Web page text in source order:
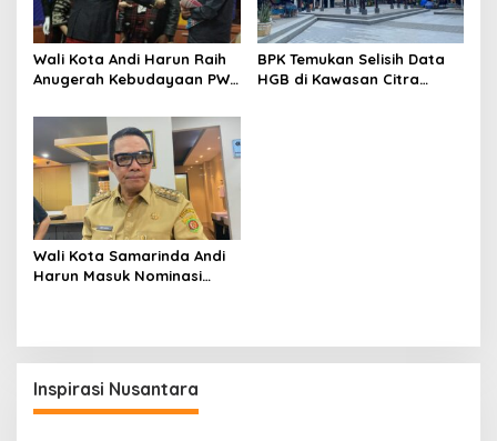
Wali Kota Andi Harun Raih
Anugerah Kebudayaan PWI
Samarinda
BPK Temukan Selisih Data
HGB di Kawasan Citra
Wali Kota Samarinda Andi
Harun Masuk Nominasi
Inspirasi Nusantara